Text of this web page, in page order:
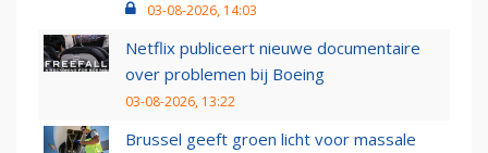
03-08-2026, 14:03
Netflix publiceert nieuwe documentaire
over problemen bij Boeing
03-08-2026, 13:22
Brussel geeft groen licht voor massale